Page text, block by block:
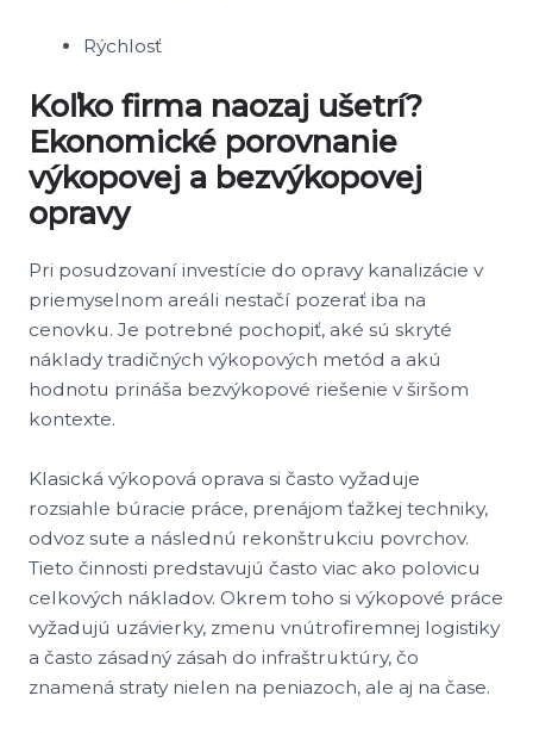
Rýchlosť
Koľko firma naozaj ušetrí?
Ekonomické porovnanie
výkopovej a bezvýkopovej
opravy
Pri posudzovaní investície do opravy kanalizácie v
priemyselnom areáli nestačí pozerať iba na
cenovku. Je potrebné pochopiť, aké sú skryté
náklady tradičných výkopových metód a akú
hodnotu prináša bezvýkopové riešenie v širšom
kontexte.
Klasická výkopová oprava si často vyžaduje
rozsiahle búracie práce, prenájom ťažkej techniky,
odvoz sute a následnú rekonštrukciu povrchov.
Tieto činnosti predstavujú často viac ako polovicu
celkových nákladov. Okrem toho si výkopové práce
vyžadujú uzávierky, zmenu vnútrofiremnej logistiky
a často zásadný zásah do infraštruktúry, čo
znamená straty nielen na peniazoch, ale aj na čase.